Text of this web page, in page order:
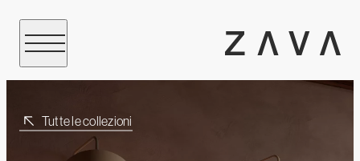
Tutte le collezioni